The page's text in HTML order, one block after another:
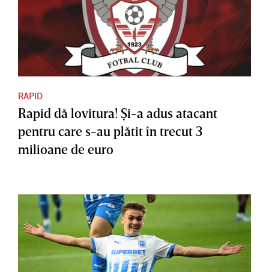
RAPID
Rapid dă lovitura! Şi-a adus atacant
pentru care s-au plătit în trecut 3
milioane de euro